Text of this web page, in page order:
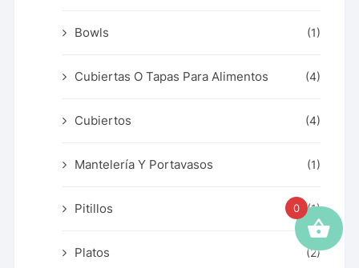
Bowls (1)
Cubiertas O Tapas Para Alimentos (4)
Cubiertos (4)
Mantelería Y Portavasos (1)
Pitillos (1)
Platos (2)
0